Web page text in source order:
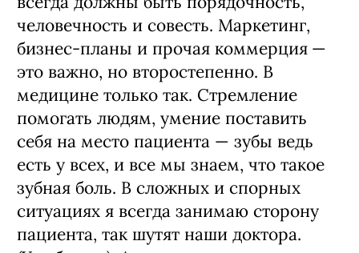
В основе принятия всех решений
всегда должны быть порядочность,
человечность и совесть. Маркетинг,
бизнес-планы и прочая коммерция —
это важно, но второстепенно. В
медицине только так. Стремление
помогать людям, умение поставить
себя на место пациента — зубы ведь
есть у всех, и все мы знаем, что такое
зубная боль. В сложных и спорных
ситуациях я всегда занимаю сторону